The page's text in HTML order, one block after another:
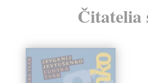
Čitatelia